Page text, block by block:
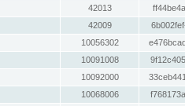
42013
42009
10056302
10091008
10092000
10068006